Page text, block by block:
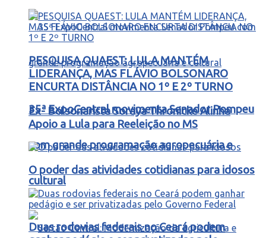
35ª ExpoCentral movimenta Senador Pompeu
com grande programação agropecuária e
cultural
PESQUISA QUAEST: LULA MANTÉM
LIDERANÇA, MAS FLÁVIO BOLSONARO
ENCURTA DISTÂNCIA NO 1º E 2º TURNO
Ex- Bolsonarista Soraya Thronicke Alinha
Apoio a Lula para Reeleição no MS
O poder das atividades cotidianas para idosos
Duas rodovias federais no Ceará podem